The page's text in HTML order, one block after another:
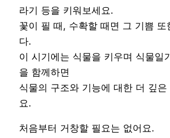
라기 등을 키워보세요.
꽃이 필 때, 수확할 때면 그 기쁨 또
다.
이 시기에는 식물을 키우며 식물일
을 함께하면
식물의 구조와 기능에 대한 더 깊
요.
처음부터 거창할 필요는 없어요.